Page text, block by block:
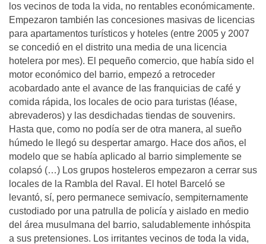
los vecinos de toda la vida, no rentables económicamente.
Empezaron también las concesiones masivas de licencias
para apartamentos turísticos y hoteles (entre 2005 y 2007
se concedió en el distrito una media de una licencia
hotelera por mes). El pequeño comercio, que había sido el
motor económico del barrio, empezó a retroceder
acobardado ante el avance de las franquicias de café y
comida rápida, los locales de ocio para turistas (léase,
abrevaderos) y las desdichadas tiendas de souvenirs.
Hasta que, como no podía ser de otra manera, al sueño
húmedo le llegó su despertar amargo. Hace dos años, el
modelo que se había aplicado al barrio simplemente se
colapsó (…) Los grupos hosteleros empezaron a cerrar sus
locales de la Rambla del Raval. El hotel Barceló se
levantó, sí, pero permanece semivacío, sempiternamente
custodiado por una patrulla de policía y aislado en medio
del área musulmana del barrio, saludablemente inhóspita
a sus pretensiones. Los irritantes vecinos de toda la vida,